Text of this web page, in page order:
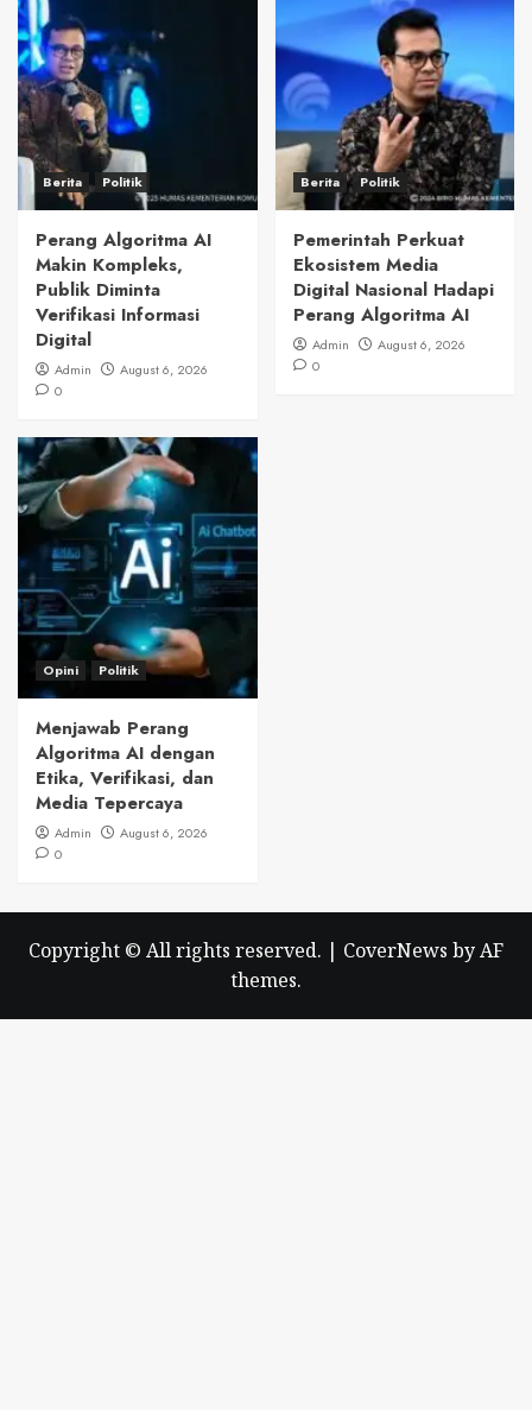
Berita Politik
Perang Algoritma AI
Makin Kompleks,
Publik Diminta
Verifikasi Informasi
Digital
Admin
August 6, 2026
0
Berita Politik
Pemerintah Perkuat
Ekosistem Media
Digital Nasional Hadapi
Perang Algoritma AI
Admin
August 6, 2026
0
Opini Politik
Menjawab Perang
Algoritma AI dengan
Etika, Verifikasi, dan
Media Tepercaya
Admin
August 6, 2026
0
Copyright © All rights reserved. | CoverNews by AF
themes.